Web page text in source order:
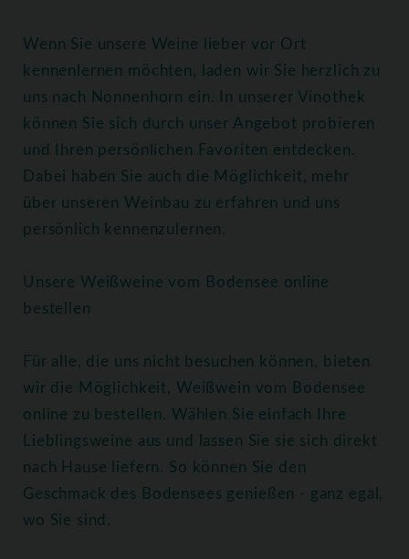
Wenn Sie unsere Weine lieber vor Ort
kennenlernen möchten, laden wir Sie herzlich zu
uns nach Nonnenhorn ein. In unserer Vinothek
können Sie sich durch unser Angebot probieren
und Ihren persönlichen Favoriten entdecken.
Dabei haben Sie auch die Möglichkeit, mehr
über unseren Weinbau zu erfahren und uns
persönlich kennenzulernen.
Unsere Weißweine vom Bodensee online
bestellen
Für alle, die uns nicht besuchen können, bieten
wir die Möglichkeit, Weißwein vom Bodensee
online zu bestellen. Wählen Sie einfach Ihre
Lieblingsweine aus und lassen Sie sie sich direkt
nach Hause liefern. So können Sie den
Geschmack des Bodensees genießen - ganz egal,
wo Sie sind.